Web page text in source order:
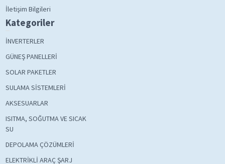
İletişim Bilgileri
Kategoriler
İNVERTERLER
GÜNEŞ PANELLERİ
SOLAR PAKETLER
SULAMA SİSTEMLERİ
AKSESUARLAR
ISITMA, SOĞUTMA VE SICAK
SU
DEPOLAMA ÇÖZÜMLERİ
ELEKTRİKLİ ARAÇ ŞARJ